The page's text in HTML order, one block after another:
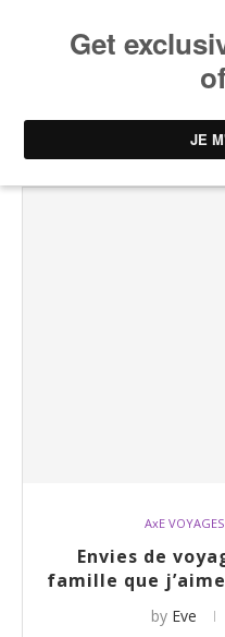
AxE
Envies de
famille que
by Eve